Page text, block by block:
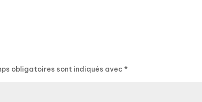
obligatoires sont indiqués avec*